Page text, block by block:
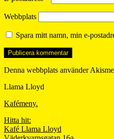
Webbplats
Spara mitt namn, min e-
Denna webbplats använder
Llama Lloyd
Kafémeny.
Hitta hit:
Kafé Llama Lloyd